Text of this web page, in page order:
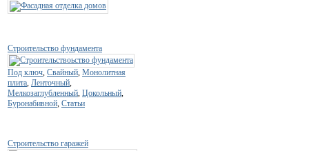
Строительство фундамента
Под ключ Свайный Монолитная
плита Ленточный
Мелкозаглубленный Цокольный
Буронабивной Статьи
Строительство гаражей